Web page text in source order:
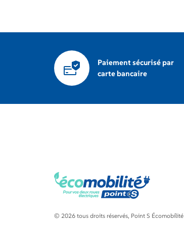
Paiement sécurisé par
carte bancaire
© 2026 tous droits réservés, Point S Écomobilité